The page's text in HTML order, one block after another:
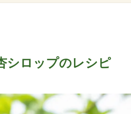
シロップのレシピ